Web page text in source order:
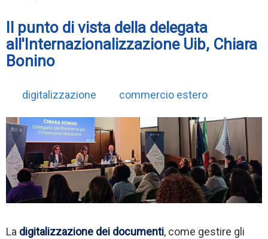
Il punto di vista della delegata
all'Internazionalizzazione Uib, Chiara
Bonino
digitalizzazione commercio estero
La digitalizzazione dei documenti, come gestire gli